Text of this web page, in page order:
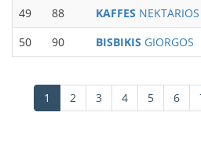
49
88 KAFFES NEKTARIOS
50
90 BISBIKIS GIORGOS
Σελιδοποίηση
Τρέχουσα
σελίδα
1 Σελίδα
2 Σελίδα
3 Σελίδα
4 Σελίδα
5 6